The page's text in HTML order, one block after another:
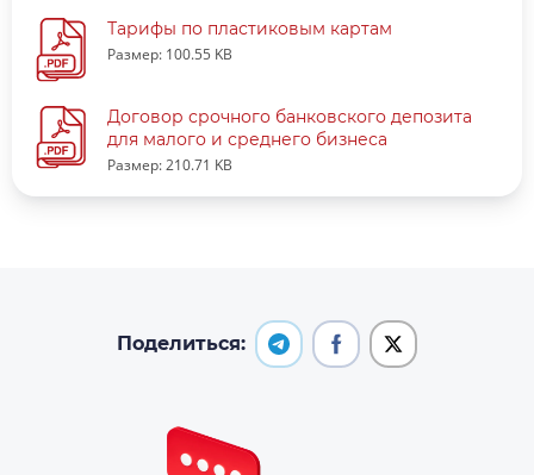
Тарифы по пластиковым картам
Размер: 100.55 KB
Договор срочного банковского депозита
для малого и среднего бизнеса
Размер: 210.71 KB
Поделиться: